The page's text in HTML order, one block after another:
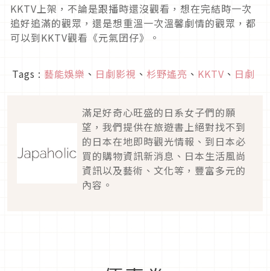
KKTV上架，不論是跟播時還沒觀看，想在完結時一次
追好追滿的觀眾，還是想重溫一次溫馨劇情的觀眾，都
可以到KKTV觀看《元氣囝仔》。
Tags : 藝能娛樂 、 日劇影視 、 杉野遙亮 、 KKTV 、 日劇
滿足好奇心旺盛的日系女子們的願
望，我們提供在旅遊書上絕對找不到
的日本在地即時觀光情報、到日本必
買的購物資訊新消息、日本生活風尚
資訊以及藝術、文化等，豐富多元的
內容。